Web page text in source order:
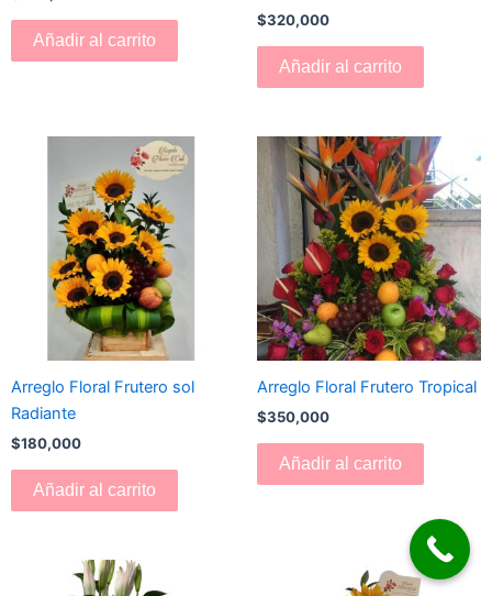
Añadir al carrito
$320,000
Añadir al carrito
Arreglo Floral Frutero sol
Radiante
$180,000
Añadir al carrito
Arreglo Floral Frutero Tropical
$350,000
Añadir al carrito